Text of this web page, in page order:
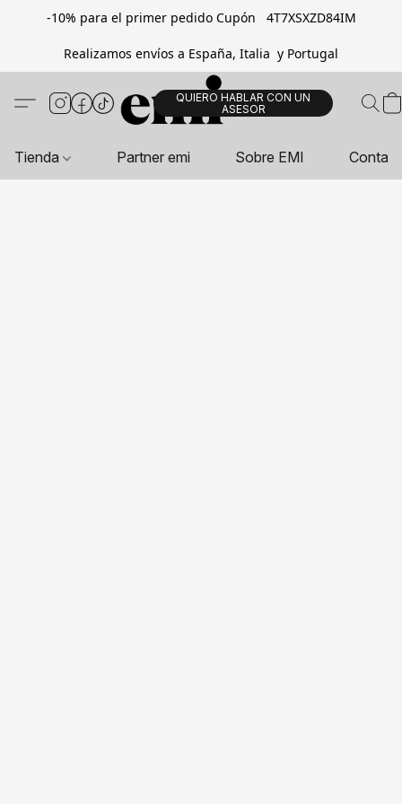
-10% para el primer pedido Cupón 4T7XSXZD84IM
Realizamos envíos a España, Italia y Portugal
QUIERO HABLAR CON UN
ASESOR
Tienda Partner emi Sobre EMI